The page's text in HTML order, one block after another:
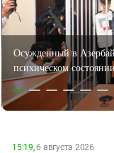
Дагестан
Ингушетия
Кабардино-Балкария
Калмыкия
Карачаево-Черкесия
Нагорный Карабах
Осужденный в
психическом состоянии
15:19,6 августа 2026